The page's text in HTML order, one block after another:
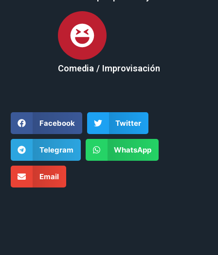
Comedia / Improvisación
Facebook Twitter
Telegram WhatsApp
Email